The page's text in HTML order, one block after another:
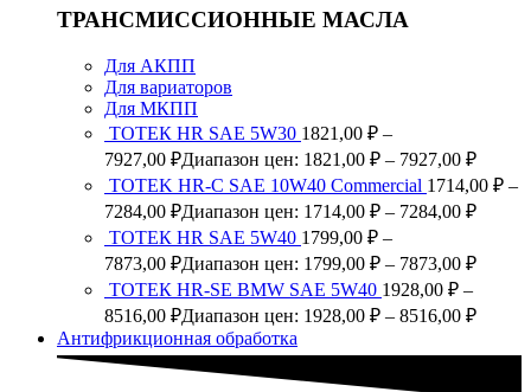
ТРАНСМИССИОННЫЕ МАСЛА
Для АКПП
Для вариаторов
Для МКПП
ТОТЕК HR SAE 5W30 1821,00 ₽ –
7927,00 ₽Диапазон цен: 1821,00 ₽ – 7927,00 ₽
TOTEK HR-C SAE 10W40 Commercial 1714,00 ₽ –
7284,00 ₽Диапазон цен: 1714,00 ₽ – 7284,00 ₽
ТОТЕК HR SAE 5W40 1799,00 ₽ –
7873,00 ₽Диапазон цен: 1799,00 ₽ – 7873,00 ₽
ТОТЕК HR-SE BMW SAE 5W40 1928,00 ₽ –
8516,00 ₽Диапазон цен: 1928,00 ₽ – 8516,00 ₽
Антифрикционная обработка